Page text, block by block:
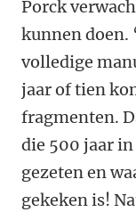
Porck
kunnen doen.
volledige
jaar of tien
fragmenten.
die 500 jaar
gezeten en
gekeken is!